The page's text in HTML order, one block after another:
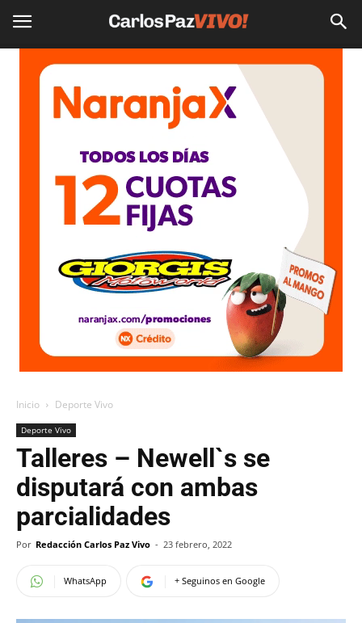
Inicio Deporte Vivo
Deporte Vivo
Talleres – Newell`s se
disputará con ambas
parcialidades
Por Redacción Carlos Paz Vivo - 23 febrero, 2022
WhatsApp + Seguinos en Google